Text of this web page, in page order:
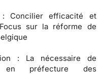
: Concilier efficacité et
sur la réforme de
: La nécessaire de
en préfecture des